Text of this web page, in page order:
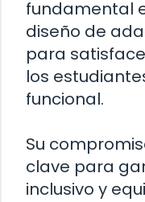
fundamental
diseño de
para
los
funcional.
Su
clave para
inclusivo y